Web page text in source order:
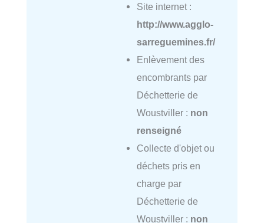
Site internet :
http://www.agglo-
sarreguemines.fr/
Enlèvement des
encombrants par
Déchetterie de
Woustviller : non
renseigné
Collecte d'objet ou
déchets pris en
charge par
Déchetterie de
Woustviller : non